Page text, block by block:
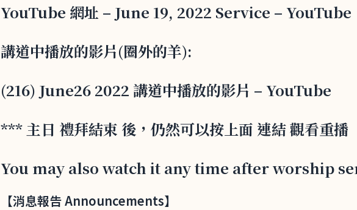
YouTube 網址 – June 19, 2022 Service – YouTube
講道中播放的影片(圈外的羊):
(216) June26 2022 講道中播放的影片 – YouTube
*** 主日 禮拜結束 後，仍然可以按上面 連結 觀看重播
You may also watch it any time after worship
【消息報告 Announcements】